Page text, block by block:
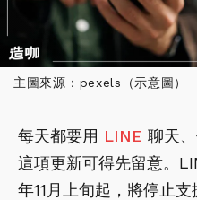
主圖來源：pexels（示意圖）
每天都要用 LINE 聊天
這項更新可得先留意。
年11月上旬起，將停止